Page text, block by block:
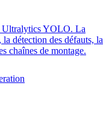
Ultralytics YOLO. La
détection des défauts, la
chaînes de montage.